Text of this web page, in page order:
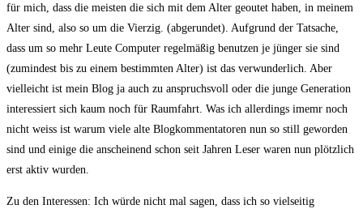
für mich, dass die meisten die sich mit dem Alter geoutet haben, in meinem
Alter sind, also so um die Vierzig. (abgerundet). Aufgrund der Tatsache,
dass um so mehr Leute Computer regelmäßig benutzen je jünger sie sind
(zumindest bis zu einem bestimmten Alter) ist das verwunderlich. Aber
vielleicht ist mein Blog ja auch zu anspruchsvoll oder die junge Generation
interessiert sich kaum noch für Raumfahrt. Was ich allerdings imemr noch
nicht weiss ist warum viele alte Blogkommentatoren nun so still geworden
sind und einige die anscheinend schon seit Jahren Leser waren nun plötzlich
erst aktiv wurden.
Zu den Interessen: Ich würde nicht mal sagen, dass ich so vielseitig